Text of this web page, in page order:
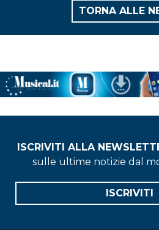
TORNA ALLE
ISCRIVITI ALLA
sulle ultime notizie dal
ISCRIVITI